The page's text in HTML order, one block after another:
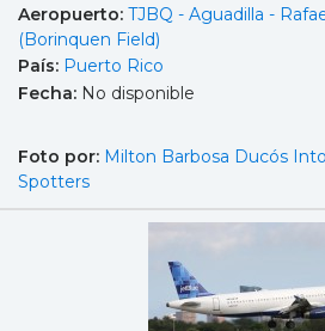
Aeropuerto: TJBQ - Aguadilla -
(Borinquen Field)
País: Puerto Rico
Fecha: No disponible
Foto por: Milton Barbosa Ducós
Spotters